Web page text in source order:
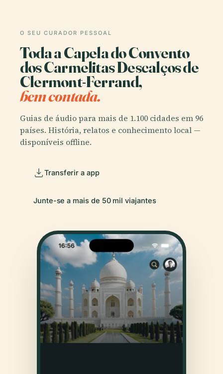
O SEU CURADOR PESSOAL
Toda a Capela do Convento
dos Carmelitas Descalços de
Clermont-Ferrand,
bem contada.
Guias de áudio para mais de 1.100 cidades em 96
países. História, relatos e conhecimento local —
disponíveis offline.
Transferir a app
Junte-se a mais de 50 mil viajantes